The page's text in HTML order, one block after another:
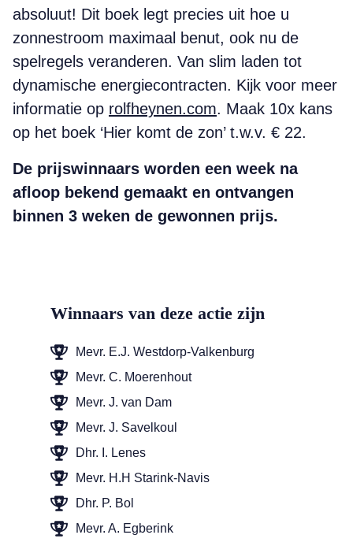
absoluut! Dit boek legt precies uit hoe u
zonnestroom maximaal benut, ook nu de
spelregels veranderen. Van slim laden tot
dynamische energiecontracten. Kijk voor meer
informatie op rolfheynen.com. Maak 10x kans
op het boek ‘Hier komt de zon’ t.w.v. € 22.
De prijswinnaars worden een week na
afloop bekend gemaakt en ontvangen
binnen 3 weken de gewonnen prijs.
Winnaars van deze actie zijn
Mevr. E.J. Westdorp-Valkenburg
Mevr. C. Moerenhout
Mevr. J. van Dam
Mevr. J. Savelkoul
Dhr. I. Lenes
Mevr. H.H Starink-Navis
Dhr. P. Bol
Mevr. A. Egberink